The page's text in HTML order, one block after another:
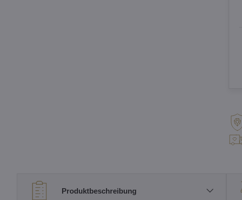
Produktbeschreibung